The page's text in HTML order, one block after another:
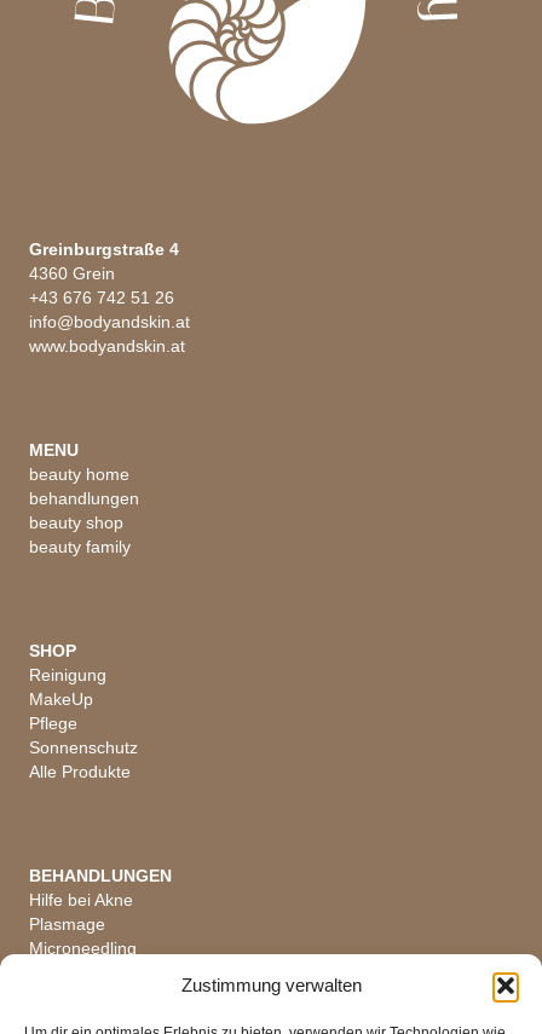
Zustimmung verwalten
Greinburgstraße 4
4360 Grein
+43 676 742 51 26
info@bodyandskin.at
www.bodyandskin.at
MENU
beauty home
behandlungen
beauty shop
beauty family
SHOP
Reinigung
MakeUp
Pflege
Sonnenschutz
Alle Produkte
BEHANDLUNGEN
Hilfe bei Akne
Plasmage
Microneedling